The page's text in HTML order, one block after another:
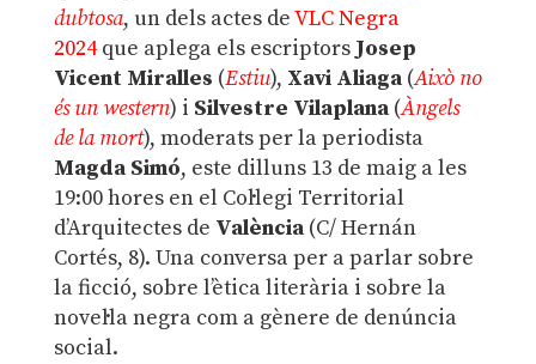
dubtosa, un dels actes deVLC Negra
2024que aplega els escriptors Josep
Vicent Miralles (Estiu), Xavi Aliaga(Això no
és un western) i Silvestre Vilaplana(Àngels
de la mort), moderats per la periodista
Magda Simó, este dilluns 13 de maig a les
19:00 hores en el Col·legi Territorial
d’Arquitectes de València(C/ Hernán
Cortés, 8). Una conversa per a parlar sobre
la ficció, sobre l’ètica literària i sobre la
novel·la negra com a gènere de denúncia
social.